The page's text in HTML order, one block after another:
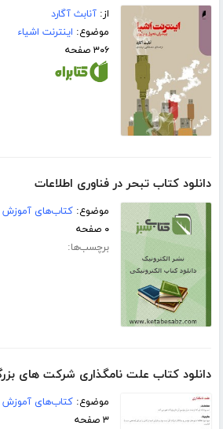
از:آنابث آگارد
موضوع: اینترنت اشیاء
۳۰۶ صفحه
دانلود کتاب تبحر در فناوری اطلاعات
موضوع:کتاب‌های آموزش
۰ صفحه
برچسب‌ها:
دانلود کتاب علت نامگذاری شرکت های
موضوع:کتاب‌های آموزش
۳ صفحه